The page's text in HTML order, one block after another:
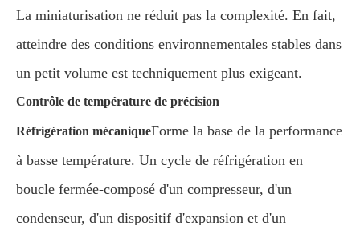
La miniaturisation ne réduit pas la complexité. En fait,
atteindre des conditions environnementales stables dans
un petit volume est techniquement plus exigeant.
Contrôle de température de précision
Réfrigération mécaniqueForme la base de la performance
à basse température. Un cycle de réfrigération en
boucle fermée-composé d'un compresseur, d'un
condenseur, d'un dispositif d'expansion et d'un